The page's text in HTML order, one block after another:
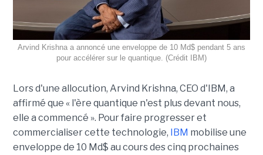
Arvind Krishna a annoncé une enveloppe de 10 Md$ pendant 5 ans
pour accélérer sur le quantique. (Crédit IBM)
Lors d'une allocution, Arvind Krishna, CEO d'IBM, a
affirmé que « l'ère quantique n'est plus devant nous,
elle a commencé ». Pour faire progresser et
commercialiser cette technologie, IBM mobilise une
enveloppe de 10 Md$ au cours des cinq prochaines